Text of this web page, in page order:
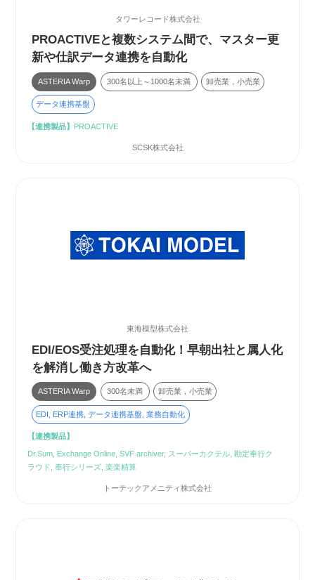
タワーレコード株式会社
PROACTIVEと複数システム間で、マスター更
新や仕訳データ連携を自動化
ASTERIA Warp 300名以上～1000名未満 卸売業，小売業
データ連携基盤
【連携製品】 PROACTIVE
SCSK株式会社
東海模型株式会社
EDI/EOS受注処理を自動化！早朝出社と属人化
を解消し働き方改革へ
ASTERIA Warp 300名未満 卸売業，小売業
EDI, ERP連携, データ連携基盤, 業務自動化
【連携製品】
Dr.Sum, Exchange Online, SVF archiver, スーパーカクテル, 勘定奉行ク
ラウド, 奉行シリーズ, 楽楽精算
トーテックアメニティ株式会社